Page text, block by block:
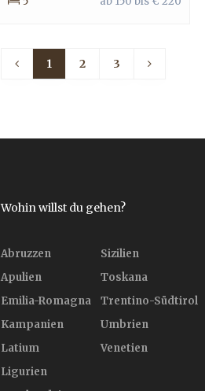
1 2 3
Wohin willst du gehen?
Abruzzen
Apulien
Emilia-Romagna
Kampanien
Latium
Ligurien
Sizilien
Toskana
Trentino-Südtirol
Umbrien
Venetien